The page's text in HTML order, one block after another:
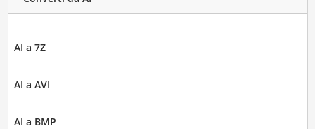
AI a 7Z
AI a AVI
AI a BMP